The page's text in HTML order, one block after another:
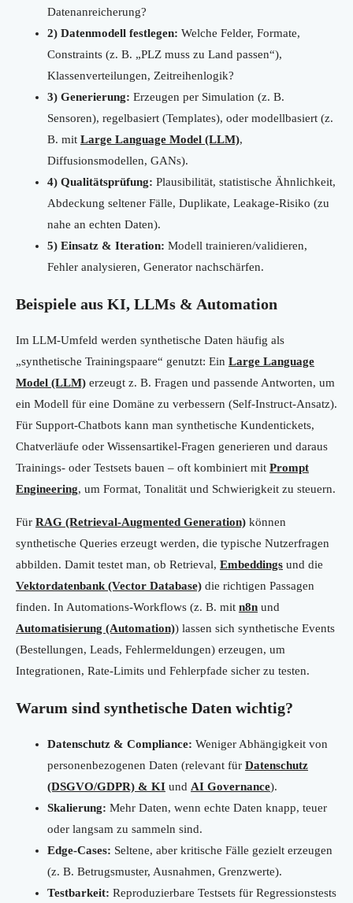
Datenanreicherung?
2) Datenmodell festlegen: Welche Felder, Formate,
Constraints (z. B. „PLZ muss zu Land passen“),
Klassenverteilungen, Zeitreihenlogik?
3) Generierung: Erzeugen per Simulation (z. B.
Sensoren), regelbasiert (Templates), oder modellbasiert (z.
B. mit Large Language Model (LLM),
Diffusionsmodellen, GANs).
4) Qualitätsprüfung: Plausibilität, statistische Ähnlichkeit,
Abdeckung seltener Fälle, Duplikate, Leakage-Risiko (zu
nahe an echten Daten).
5) Einsatz & Iteration: Modell trainieren/validieren,
Fehler analysieren, Generator nachschärfen.
Beispiele aus KI, LLMs & Automation
Im LLM-Umfeld werden synthetische Daten häufig als
„synthetische Trainingspaare“ genutzt: Ein Large Language
Model (LLM) erzeugt z. B. Fragen und passende Antworten, um
ein Modell für eine Domäne zu verbessern (Self-Instruct-Ansatz).
Für Support-Chatbots kann man synthetische Kundentickets,
Chatverläufe oder Wissensartikel-Fragen generieren und daraus
Trainings- oder Testsets bauen – oft kombiniert mit Prompt
Engineering, um Format, Tonalität und Schwierigkeit zu steuern.
Für RAG (Retrieval-Augmented Generation) können
synthetische Queries erzeugt werden, die typische Nutzerfragen
abbilden. Damit testet man, ob Retrieval, Embeddings und die
Vektordatenbank (Vector Database) die richtigen Passagen
finden. In Automations-Workflows (z. B. mit n8n und
Automatisierung (Automation)) lassen sich synthetische Events
(Bestellungen, Leads, Fehlermeldungen) erzeugen, um
Integrationen, Rate-Limits und Fehlerpfade sicher zu testen.
Warum sind synthetische Daten wichtig?
Datenschutz & Compliance: Weniger Abhängigkeit von
personenbezogenen Daten (relevant für Datenschutz
(DSGVO/GDPR) & KI und AI Governance).
Skalierung: Mehr Daten, wenn echte Daten knapp, teuer
oder langsam zu sammeln sind.
Edge-Cases: Seltene, aber kritische Fälle gezielt erzeugen
(z. B. Betrugsmuster, Ausnahmen, Grenzwerte).
Testbarkeit: Reproduzierbare Testsets für Regressionstests